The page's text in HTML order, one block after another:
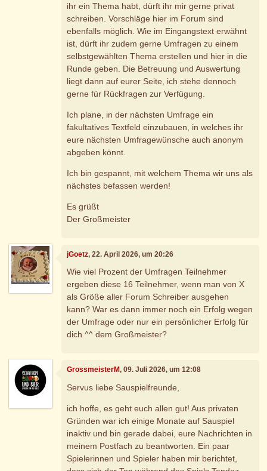
ihr ein Thema habt, dürft ihr mir gerne privat
schreiben. Vorschläge hier im Forum sind
ebenfalls möglich. Wie im Eingangstext erwähnt
ist, dürft ihr zudem gerne Umfragen zu einem
selbstgewählten Thema erstellen und hier in die
Runde geben. Die Betreuung und Auswertung
liegt dann auf eurer Seite, ich stehe dennoch
gerne für Rückfragen zur Verfügung.
Ich plane, in der nächsten Umfrage ein
fakultatives Textfeld einzubauen, in welches ihr
eure nächsten Umfragewünsche auch anonym
abgeben könnt.
Ich bin gespannt, mit welchem Thema wir uns als
nächstes befassen werden!
Es grüßt
Der Großmeister
jGoetz, 22. April 2026, um 20:26
Wie viel Prozent der Umfragen Teilnehmer
ergeben diese 16 Teilnehmer, wenn man von X
als Größe aller Forum Schreiber ausgehen
kann? War es dann immer noch ein Erfolg wegen
der Umfrage oder nur ein persönlicher Erfolg für
dich ^^ dem Großmeister?
GrossmeisterM, 09. Juli 2026, um 12:08
Servus liebe Sauspielfreunde,
ich hoffe, es geht euch allen gut! Aus privaten
Gründen war ich einige Monate auf Sauspiel
inaktiv und bin gerade dabei, eure Nachrichten in
meinem Postfach zu beantworten. Ein paar
Spielerinnen und Spieler haben mir berichtet,